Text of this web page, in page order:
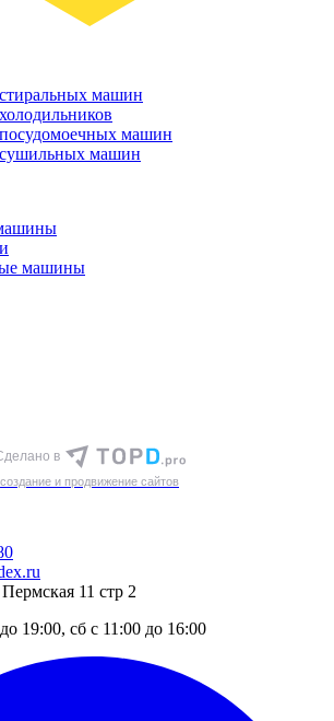
машин
машин
сушильных машин
машины
в
cоздание и продвижение сайтов
11 стр 2
19:00, сб с 11:00 до 16:00